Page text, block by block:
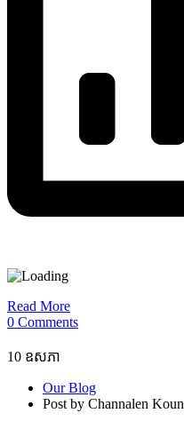
Read More
0 Comments
10 ឧសភា
Our Blog
Post by Channalen Koun